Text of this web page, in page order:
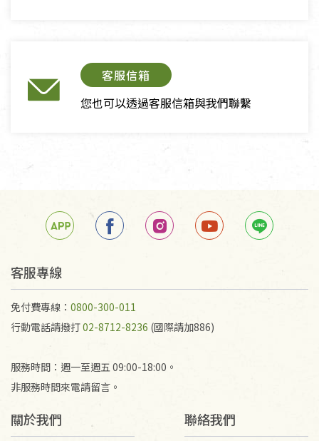
客服信箱
您也可以透過客服信箱與我們聯繫
客服專線
免付費專線： 0800-300-011
行動電話請撥打02-8712-8236 (國際請加886)
服務時間：週一至週五 09:00-18:00。
非服務時間來電請留言。
關於我們 聯絡我們